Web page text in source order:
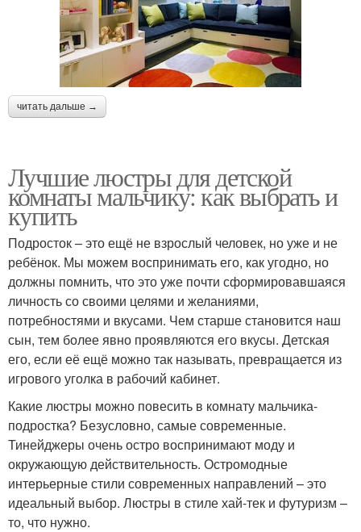
читать дальше →
Лучшие люстры для детской
комнаты мальчику: как выбрать и
купить
Подросток – это ещё не взрослый человек, но уже и не
ребёнок. Мы можем воспринимать его, как угодно, но
должны помнить, что это уже почти сформировавшаяся
личность со своими целями и желаниями,
потребностями и вкусами. Чем старше становится наш
сын, тем более явно проявляются его вкусы. Детская
его, если её ещё можно так называть, превращается из
игрового уголка в рабочий кабинет.
Какие люстры можно повесить в комнату мальчика-
подростка? Безусловно, самые современные.
Тинейджеры очень остро воспринимают моду и
окружающую действительность. Остромодные
интерьерные стили современных направлений – это
идеальный выбор. Люстры в стиле хай-тек и футуризм –
то, что нужно.